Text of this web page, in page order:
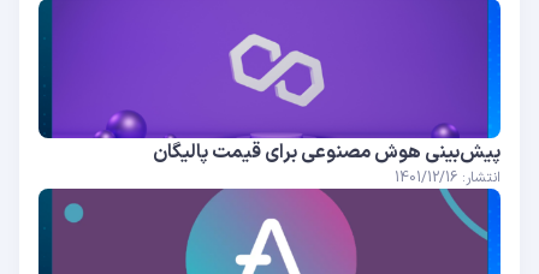
پیش‌بینی هوش مصنوعی برای قیمت پالیگان
انتشار: 1401/12/16